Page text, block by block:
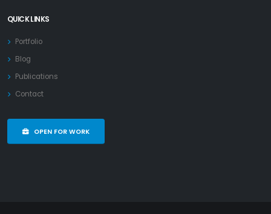
QUICK LINKS
Portfolio
Blog
Publications
Contact
OPEN FOR WORK